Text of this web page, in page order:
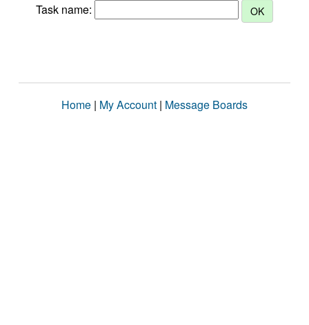
Task name:
Home | My Account | Message Boards